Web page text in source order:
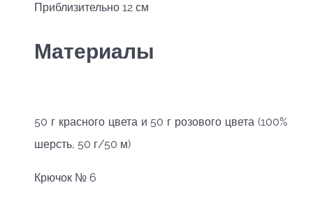
Приблизительно 12 см
Материалы
50 г красного цвета и 50 г розового цвета (100%
шерсть, 50 г/50 м)
Крючок № 6